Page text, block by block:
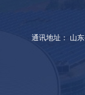
通讯地址： 山